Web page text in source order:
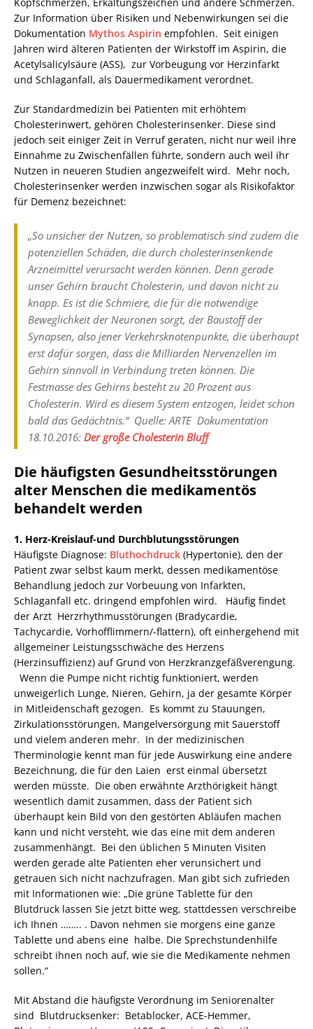
Zur Information über Risiken und Nebenwirkungen sei die
Dokumentation Mythos Aspirin empfohlen. Seit einigen
Jahren wird älteren Patienten der Wirkstoff im Aspirin, die
Acetylsalicylsäure (ASS), zur Vorbeugung vor Herzinfarkt
und Schlaganfall, als Dauermedikament verordnet.
Zur Standardmedizin bei Patienten mit erhöhtem
Cholesterinwert, gehören Cholesterinsenker. Diese sind
jedoch seit einiger Zeit in Verruf geraten, nicht nur weil ihre
Einnahme zu Zwischenfällen führte, sondern auch weil ihr
Nutzen in neueren Studien angezweifelt wird. Mehr noch,
Cholesterinsenker werden inzwischen sogar als Risikofaktor
für Demenz bezeichnet:
„So unsicher der Nutzen, so problematisch sind zudem die
potenziellen Schäden, die durch cholesterinsenkende
Arzneimittel verursacht werden können. Denn gerade
unser Gehirn braucht Cholesterin, und davon nicht zu
knapp. Es ist die Schmiere, die für die notwendige
Beweglichkeit der Neuronen sorgt, der Baustoff der
Synapsen, also jener Verkehrsknotenpunkte, die überhaupt
erst dafür sorgen, dass die Milliarden Nervenzellen im
Gehirn sinnvoll in Verbindung treten können. Die
Festmasse des Gehirns besteht zu 20 Prozent aus
Cholesterin. Wird es diesem System entzogen, leidet schon
bald das Gedächtnis.“ Quelle: ARTE Dokumentation
18.10.2016: Der große Cholesterin Bluff
Die häufigsten Gesundheitsstörungen
alter Menschen die medikamentös
behandelt werden
1. Herz-Kreislauf-und Durchblutungsstörungen
Häufigste Diagnose: Bluthochdruck (Hypertonie), den der
Patient zwar selbst kaum merkt, dessen medikamentöse
Behandlung jedoch zur Vorbeuung von Infarkten,
Schlaganfall etc. dringend empfohlen wird. Häufig findet
der Arzt Herzrhythmusstörungen (Bradycardie,
Tachycardie, Vorhofflimmern/-flattern), oft einhergehend mit
allgemeiner Leistungsschwäche des Herzens
(Herzinsuffizienz) auf Grund von Herzkranzgefäßverengung.
Wenn die Pumpe nicht richtig funktioniert, werden
unweigerlich Lunge, Nieren, Gehirn, ja der gesamte Körper
in Mitleidenschaft gezogen. Es kommt zu Stauungen,
Zirkulationsstörungen, Mangelversorgung mit Sauerstoff
und vielem anderen mehr. In der medizinischen
Therminologie kennt man für jede Auswirkung eine andere
Bezeichnung, die für den Laien erst einmal übersetzt
werden müsste. Die oben erwähnte Arzthörigkeit hängt
wesentlich damit zusammen, dass der Patient sich
überhaupt kein Bild von den gestörten Abläufen machen
kann und nicht versteht, wie das eine mit dem anderen
zusammenhängt. Bei den üblichen 5 Minuten Visiten
werden gerade alte Patienten eher verunsichert und
getrauen sich nicht nachzufragen. Man gibt sich zufrieden
mit Informationen wie: „Die grüne Tablette für den
Blutdruck lassen Sie jetzt bitte weg, stattdessen verschreibe
ich Ihnen …….. . Davon nehmen sie morgens eine ganze
Tablette und abens eine halbe. Die Sprechstundenhilfe
schreibt ihnen noch auf, wie sie die Medikamente nehmen
sollen.“
Mit Abstand die häufigste Verordnung im Seniorenalter
sind Blutdrucksenker: Betablocker, ACE-Hemmer,